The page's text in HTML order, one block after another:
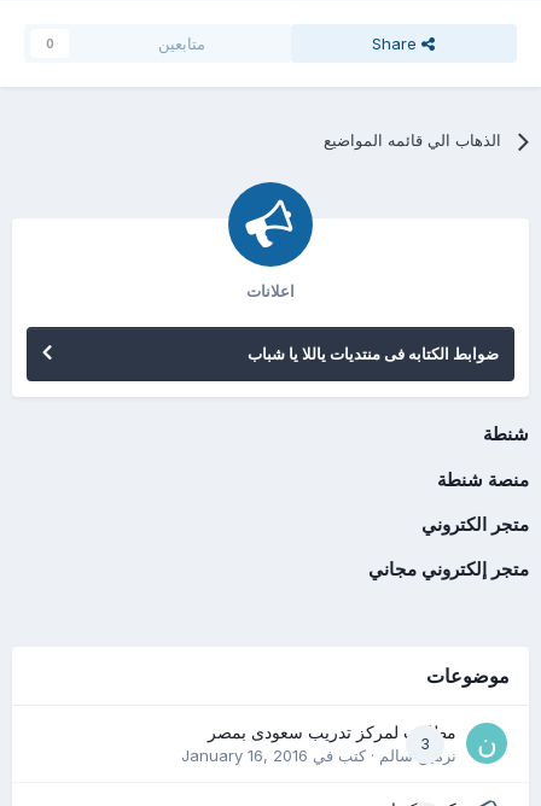
Share متابعين 0
الذهاب الي قائمه المواضيع
اعلانات
ضوابط الكتابه فى منتديات ياللا يا شباب
شنطة
منصة شنطة
متجر الكتروني
متجر إلكتروني مجاني
موضوعات
3
مطلوب لمركز تدريب سعودى بمصر
نرمين سالم· كتب في January 16, 2016